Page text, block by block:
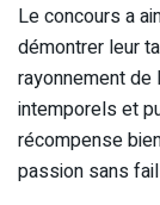
Le concours a
démontrer leur
rayonnement
intemporels et
récompense
passion sans